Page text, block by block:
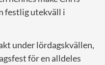
festlig utekväll i
under lördagskvällen,
för en alldeles